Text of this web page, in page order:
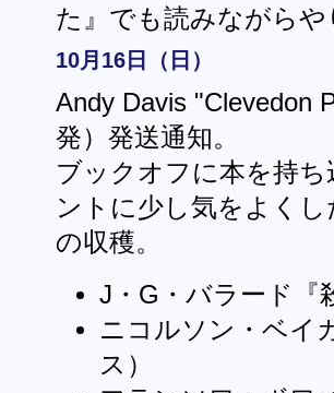
た』でも読みながら
10月16日（日）
Andy Davis "Clevedon
発）発送通知。
ブックオフに本を持
ントに少し気をよく
の収穫。
J・G・バラード『
ニコルソン・ベイ
ス）